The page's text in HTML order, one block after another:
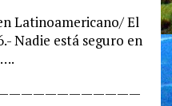
Latinoamericano/ El
Nadie está seguro en